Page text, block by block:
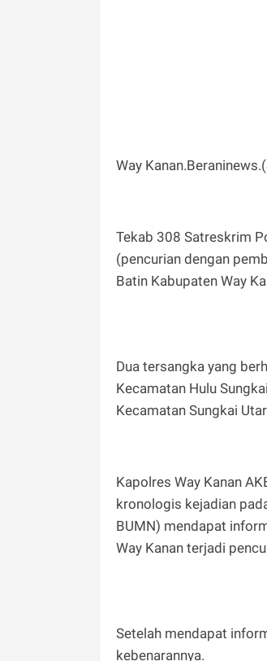
Way
Tekab 308 Satreskrim
(pencurian dengan
Batin Kabupaten Way
Dua tersangka yang
Kecamatan Hulu
Kecamatan Sungkai
Kapolres Way Kanan
kronologis kejadian
BUMN) mendapat
Way Kanan terjadi
Setelah mendapat
kebenarannya.